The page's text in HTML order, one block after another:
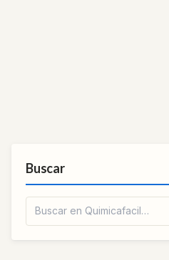
Buscar